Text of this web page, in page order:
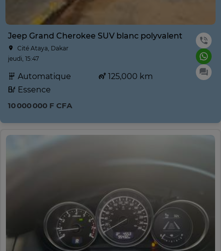
Jeep Grand Cherokee SUV blanc polyvalent
Cité Ataya, Dakar
jeudi, 15:47
Automatique
125,000 km
Essence
10 000 000 F CFA